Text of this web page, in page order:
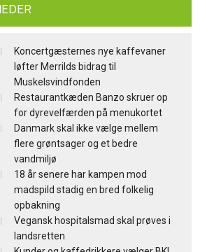
Koncertgæsternes nye kaffevaner
løfter Merrilds bidrag til
Muskelsvindfonden
Restaurantkæden Banzo skruer op
for dyrevelfærden på menukortet
Danmark skal ikke vælge mellem
flere grøntsager og et bedre
vandmiljø
18 år senere har kampen mod
madspild stadig en bred folkelig
opbakning
Vegansk hospitalsmad skal prøves i
landsretten